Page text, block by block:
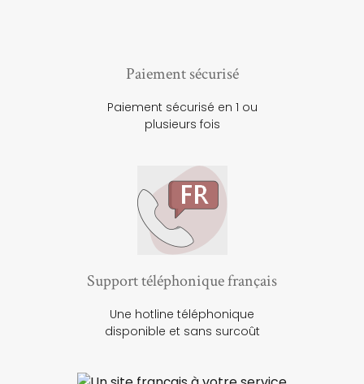
Paiement sécurisé
Paiement sécurisé en 1 ou
plusieurs fois
Support téléphonique français
Une hotline téléphonique
disponible et sans surcoût